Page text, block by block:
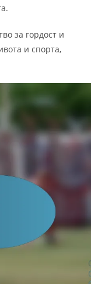
за гордост и
и спорта,